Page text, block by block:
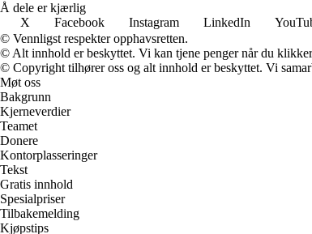
Å dele er kjærlig
X
Facebook Instagram LinkedIn
© Vennligst respekter opphavsretten.
© Alt innhold er beskyttet. Vi kan tjene penger når du
© Copyright tilhører oss og alt innhold er beskyttet. Vi
Møt oss
Bakgrunn
Kjerneverdier
Teamet
Donere
Kontorplasseringer
Tekst
Gratis innhold
Spesialpriser
Tilbakemelding
Kjøpstips